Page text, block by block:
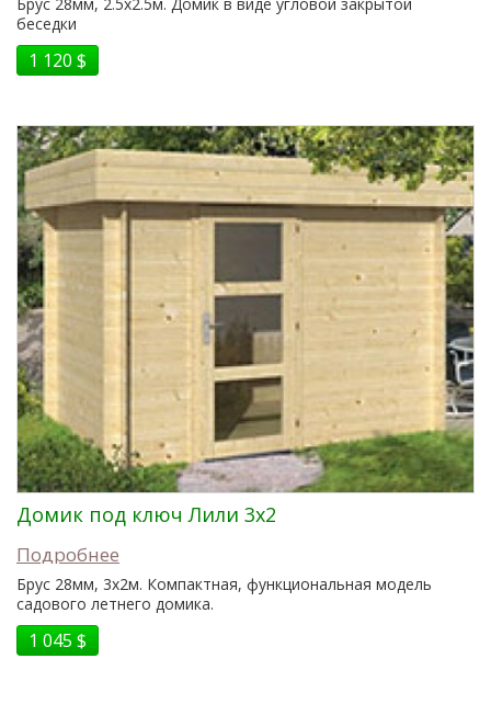
беседки
1 120 $
Домик под ключ Лили 3x2
Подробнее
Брус 28мм, 3x2м. Компактная, функциональная модель
садового летнего домика.
1 045 $